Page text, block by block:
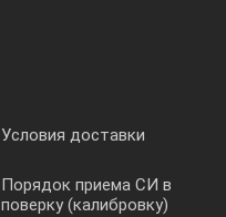
Условия доставки
Порядок приема СИ в
поверку (калибровку)